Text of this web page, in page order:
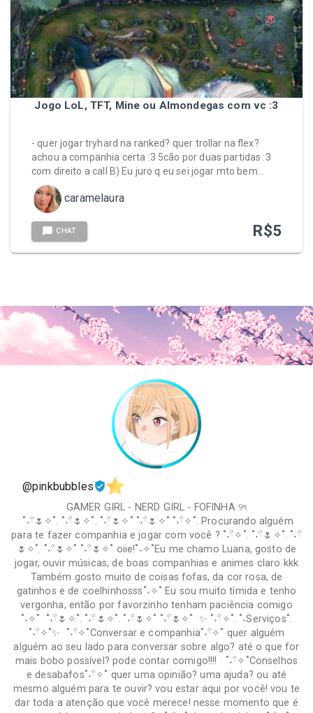
Jogo LoL, TFT, Mine ou Almondegas com vc :3
- quer jogar tryhard na ranked? quer trollar na flex?
achou a companhia certa :3 5cão por duas partidas :3
com direito a call B) Eu juro q eu sei jogar mto bem…
caramelaura
CHAT R$5
@pinkbubbles
GAMER GIRL - NERD GIRL - FOFINHA ୨ৎ
para te fazer companhia e jogar com você ? ˚˖𓍢✧˚. ˚˖𓍢🌷✧˚. ˚˖𓍢
🌷✧˚. ˚˖𓍢🌷✧˚ ˚˖𓍢🌷✧˚ oiie!˚˖✧˚Eu me chamo Luana, gosto de
jogar, ouvir músicas, de boas companhias e animes claro kkk
Também gosto muito de coisas fofas, da cor rosa, de
gatinhos e de coelhinhosss˚˖✧˚ Eu sou muito tímida e tenho
vergonha, então por favorzinho tenham paciência comigo
˚˖✧˚ ˚˖𓍢🌷✧˚. ˚˖𓍢🌷✧˚. ˚˖𓍢🌷✧˚ ˚˖𓍢🌷✧˚ ✨ ˚˖𓍢✧˚. ˚˖Serviços˚.
˚˖𓍢✧˚✨ ˚˖𓍢✧˚Conversar e companhia˚˖𓍢✧˚ quer alguém
alguém ao seu lado para conversar sobre algo? até o que for
mais bobo possível? pode contar comigo!!!! ˚˖𓍢✧˚Conselhos
e desabafos˚˖𓍢✧˚ quer uma opinião? uma ajuda? ou até
mesmo alguém para te ouvir? vou estar aqui por você! vou te
dar toda a atenção que você merece! nesse momento que é